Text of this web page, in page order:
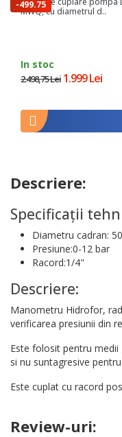
-499.75
MWQ, cu diametrul d..
In stoc
2.498,75 Lei 1.999 Lei
Descriere:
Specificații
Diametru cadran:
Presiune:0-12 bar
Racord:1/4"
Descriere:
Manometru Hidrofor,
verificarea presiunii din
Este folosit pentru medii
si nu suntagresive
Este cuplat cu racord
Review-uri: